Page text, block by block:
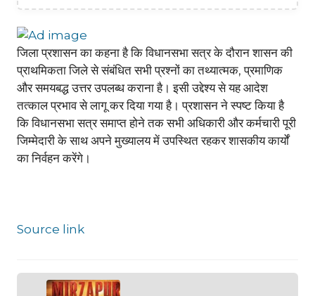
जिला प्रशासन का कहना है कि विधानसभा सत्र के दौरान शासन की
प्राथमिकता जिले से संबंधित सभी प्रश्नों का तथ्यात्मक, प्रमाणिक
और समयबद्ध उत्तर उपलब्ध कराना है। इसी उद्देश्य से यह आदेश
तत्काल प्रभाव से लागू कर दिया गया है। प्रशासन ने स्पष्ट किया है
कि विधानसभा सत्र समाप्त होने तक सभी अधिकारी और कर्मचारी पूरी
जिम्मेदारी के साथ अपने मुख्यालय में उपस्थित रहकर शासकीय कार्यों
का निर्वहन करेंगे।
Source link